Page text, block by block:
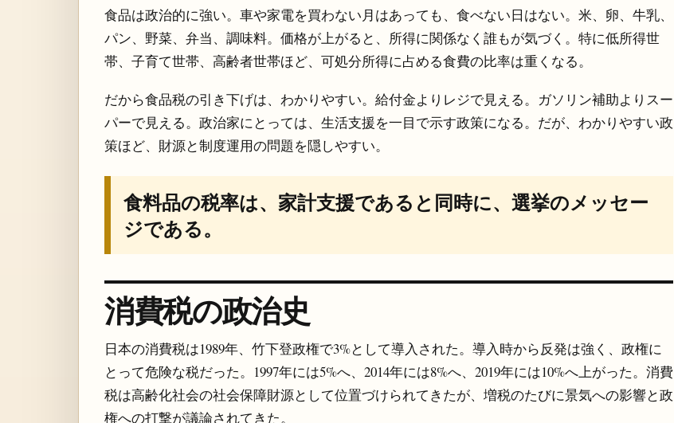
食品は政治的に強い。車や家電を買わない月はあっても、食べない日はない。米、卵、牛乳、
パン、野菜、弁当、調味料。価格が上がると、所得に関係なく誰もが気づく。特に低所得世
帯、子育て世帯、高齢者世帯ほど、可処分所得に占める食費の比率は重くなる。
だから食品税の引き下げは、わかりやすい。給付金よりレジで見える。ガソリン補助よりスー
パーで見える。政治家にとっては、生活支援を一目で示す政策になる。だが、わかりやすい政
策ほど、財源と制度運用の問題を隠しやすい。
食料品の税率は、家計支援であると同時に、選挙のメッセー
ジである。
消費税の政治史
日本の消費税は1989年、竹下登政権で3%として導入された。導入時から反発は強く、政権に
とって危険な税だった。1997年には5%へ、2014年には8%へ、2019年には10%へ上がった。消費
税は高齢化社会の社会保障財源として位置づけられてきたが、増税のたびに景気への影響と政
権への打撃が議論されてきた。